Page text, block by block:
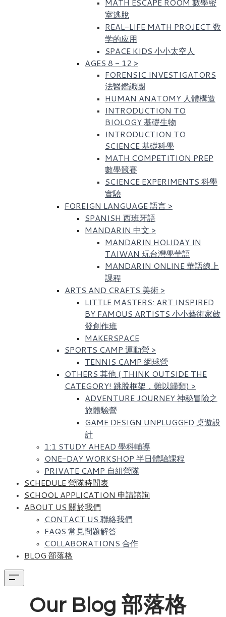
室逃脫
REAL-LIFE MATH PROJECT 数
学的应用
SPACE KIDS 小小太空人
AGES 8 - 12 >
FORENSIC INVESTIGATORS
法醫鑑識團
HUMAN ANATOMY 人體構造
INTRODUCTION TO
BIOLOGY 基礎生物
INTRODUCTION TO
SCIENCE 基礎科學
MATH COMPETITION PREP
數學競賽
SCIENCE EXPERIMENTS 科學
實驗
FOREIGN LANGUAGE 語言 >
SPANISH 西班牙語
MANDARIN 中文 >
MANDARIN HOLIDAY IN
TAIWAN 玩台灣學華語
MANDARIN ONLINE 華語線上
課程
ARTS AND CRAFTS 美術 >
LITTLE MASTERS: ART INSPIRED
BY FAMOUS ARTISTS​ 小小藝術家啟
發創作班
MAKERSPACE
SPORTS CAMP 運動營 >
TENNIS CAMP 網球營
OTHERS 其他 ( THINK OUTSIDE THE
CATEGORY! 跳脫框架，難以歸類) >
ADVENTURE JOURNEY 神秘冒險之
旅體驗營
GAME DESIGN UNPLUGGED 桌遊設
計
1:1 STUDY AHEAD 學科輔導
ONE-DAY WORKSHOP 半日體驗課程
PRIVATE CAMP 自組營隊
SCHEDULE 營隊時間表
SCHOOL APPLICATION 申請諮詢
ABOUT US 關於我們
CONTACT US 聯絡我們
FAQS 常見問題解答
COLLABORATIONS 合作
BLOG 部落格
Our Blog 部落格